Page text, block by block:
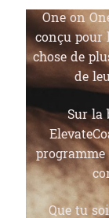
One on
conçu pour
chose de
de
Sur la
Que tu